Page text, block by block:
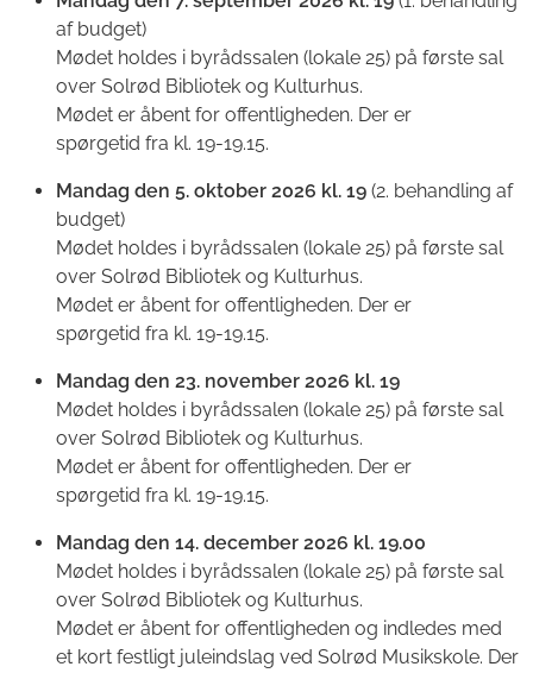
af budget)
Mødet holdes i byrådssalen (lokale 25) på første sal
over Solrød Bibliotek og Kulturhus.
Mødet er åbent for offentligheden. Der er
spørgetid fra kl. 19-19.15.
Mandag den 5. oktober 2026 kl. 19 (2. behandling af
budget)
Mødet holdes i byrådssalen (lokale 25) på første sal
over Solrød Bibliotek og Kulturhus.
Mødet er åbent for offentligheden. Der er
spørgetid fra kl. 19-19.15.
Mandag den 23. november 2026 kl. 19
Mødet holdes i byrådssalen (lokale 25) på første sal
over Solrød Bibliotek og Kulturhus.
Mødet er åbent for offentligheden. Der er
spørgetid fra kl. 19-19.15.
Mandag den 14. december 2026 kl. 19.00
Mødet holdes i byrådssalen (lokale 25) på første sal
over Solrød Bibliotek og Kulturhus.
Mødet er åbent for offentligheden og indledes med
et kort festligt juleindslag ved Solrød Musikskole. Der